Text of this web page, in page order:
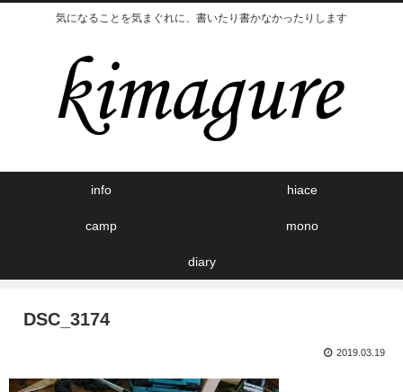
気になることを気まぐれに、書いたり書かなかったりします
info hiace
camp mono
diary
DSC_3174
2019.03.19